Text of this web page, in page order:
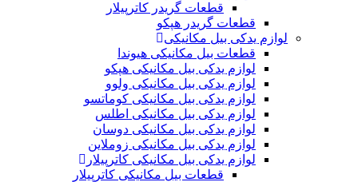
قطعات گریدر کاترپیلار
قطعات گریدر هپکو
لوازم یدکی بیل مکانیکی
قطعات بیل مکانیکی هیوندا
لوازم یدکی بیل مکانیکی هپکو
لوازم یدکی بیل مکانیکی ولوو
لوازم یدکی بیل مکانیکی کوماتسو
لوازم یدکی بیل مکانیکی اطلس
لوازم یدکی بیل مکانیکی دوسان
لوازم یدکی بیل مکانیکی زوملاین
لوازم یدکی بیل مکانیکی کاترپیلار
قطعات بیل مکانیکی کاترپیلار